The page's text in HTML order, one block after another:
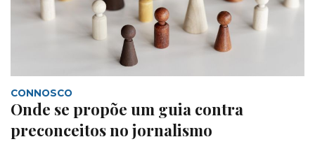
CONNOSCO
Onde se propõe um guia contra
preconceitos no jornalismo